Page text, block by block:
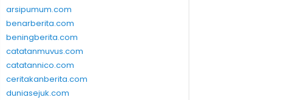
arsipumum.com
benarberita.com
beningberita.com
catatanmuvus.com
catatannico.com
ceritakanberita.com
duniasejuk.com